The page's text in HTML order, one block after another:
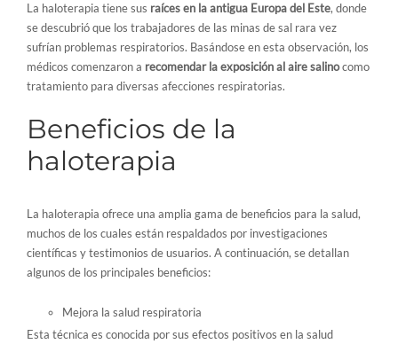
La haloterapia tiene sus raíces en la antigua Europa del Este, donde
se descubrió que los trabajadores de las minas de sal rara vez
sufrían problemas respiratorios. Basándose en esta observación, los
médicos comenzaron a recomendar la exposición al aire salinocomo
tratamiento para diversas afecciones respiratorias.
Beneficios de la
haloterapia
La haloterapia ofrece una amplia gama de beneficios para la salud,
muchos de los cuales están respaldados por investigaciones
científicas y testimonios de usuarios. A continuación, se detallan
algunos de los principales beneficios:
Mejora la salud respiratoria
Esta técnica es conocida por sus efectos positivos en la salud